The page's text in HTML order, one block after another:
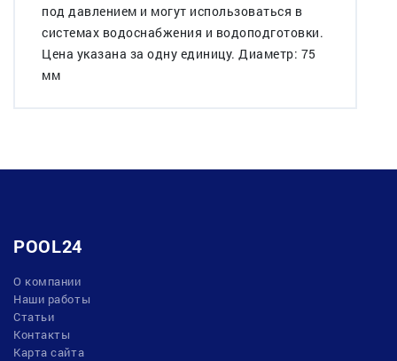
под давлением и могут использоваться в
системах водоснабжения и водоподготовки.
Цена указана за одну единицу. Диаметр: 75
мм
POOL24
О компании
Наши работы
Статьи
Контакты
Карта сайта